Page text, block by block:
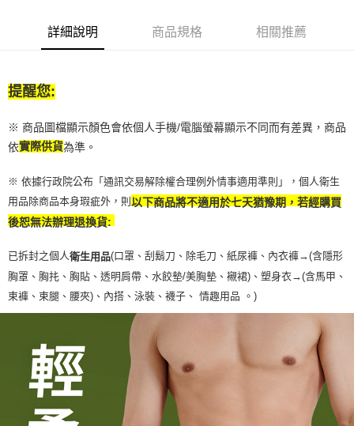
詳細說明 商品規格 相關推薦
提醒您:
※ 商品圖檔顯示顏色會依個人手機/電腦螢幕顯示不同而有差異，商品
依實際供貨為準。
※ 依據行政院公布「通訊交易解除權合理例外情事適用準則」，個人衛生
用品除商品本身瑕疵外，則以下商品將不適用於七天猶豫期，若經購買
後恕無法辦理退換貨:
已拆封之個人衛生用品(口罩、刮鬍刀、除毛刀、紙尿褲、內衣褲→(含隱形
胸罩、胸扥、胸貼、透明肩帶、水餃墊/美胸墊、襯裙)、塑身衣→(含馬甲、
束褲、束腿、腰夾) 、內搭、泳裝、襪子、 情趣用品 。)